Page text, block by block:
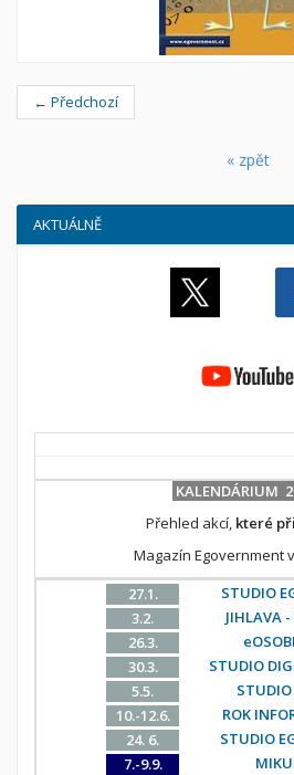
← Předchozí
« zpět
AKTUÁLNĚ
KALENDÁRIUM
Přehled akcí, které
Magazín Egovernment
27.1.
STUDIO
3.2.
JIHLAVA -
26.3.
30.3.
STUDIO
5.5.
STUDIO
10.-12.6.
ROK
24. 6.
STUDIO
7.-9.9.